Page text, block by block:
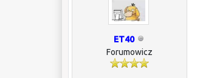
ET40
Forumowicz